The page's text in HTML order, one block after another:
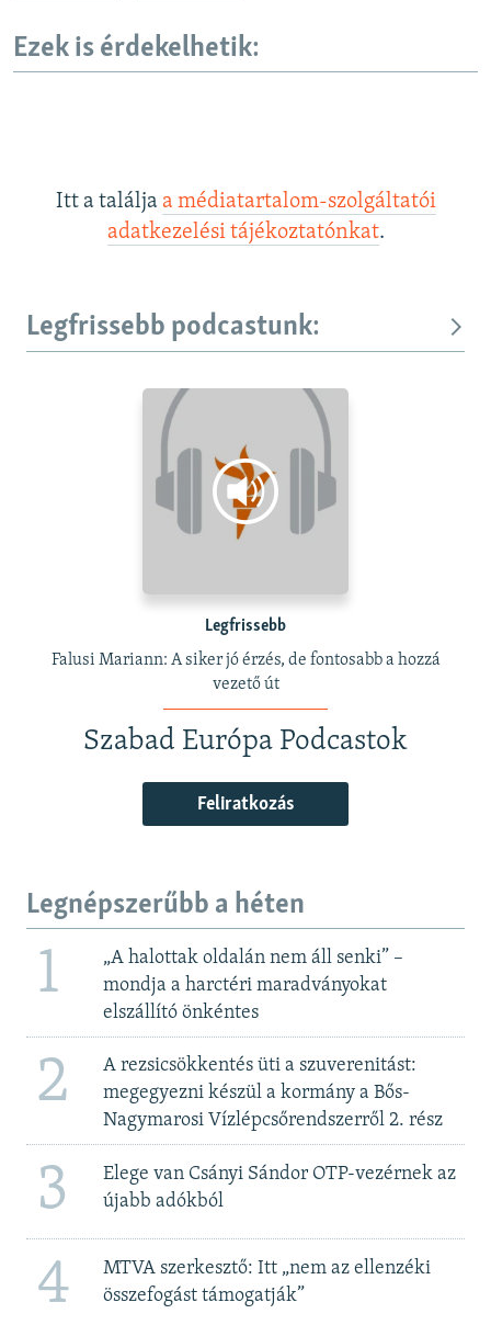
Ezek is érdekelhetik:
Itt a találja a médiatartalom-szolgáltatói
adatkezelési tájékoztatónkat.
Legfrissebb podcastunk:
Legfrissebb
Falusi Mariann: A siker jó érzés, de fontosabb a hozzá
vezető út
Szabad Európa Podcastok
Feliratkozás
Legnépszerűbb a héten
1
„A halottak oldalán nem áll senki” –
mondja a harctéri maradványokat
elszállító önkéntes
2
A rezsicsökkentés üti a szuverenitást:
megegyezni készül a kormány a Bős-
Nagymarosi Vízlépcsőrendszerről 2. rész
3
Elege van Csányi Sándor OTP-vezérnek az
újabb adókból
4
MTVA szerkesztő: Itt „nem az ellenzéki
összefogást támogatják”